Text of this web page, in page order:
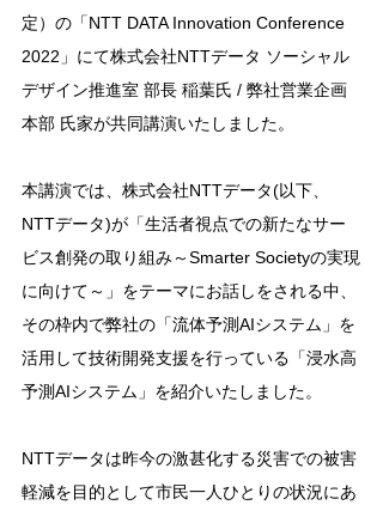
定）の「NTT DATA Innovation Conference
2022」にて株式会社NTTデータ ソーシャル
デザイン推進室 部長 稲葉氏 / 弊社営業企画
本部 氏家が共同講演いたしました。
本講演では、株式会社NTTデータ(以下、
NTTデータ)が「生活者視点での新たなサー
ビス創発の取り組み～Smarter Societyの実現
に向けて～」をテーマにお話しをされる中、
その枠内で弊社の「流体予測AIシステム」を
活用して技術開発支援を行っている「浸水高
予測AIシステム」を紹介いたしました。
NTTデータは昨今の激甚化する災害での被害
軽減を目的として市民一人ひとりの状況にあ